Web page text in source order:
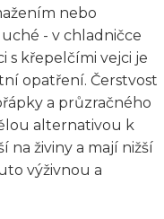
nebo
- v chladničce
s křepelčími vejci je
opatření. Čerstvost
a průzračného
alternativou k
na živiny a mají nižší
výživnou a